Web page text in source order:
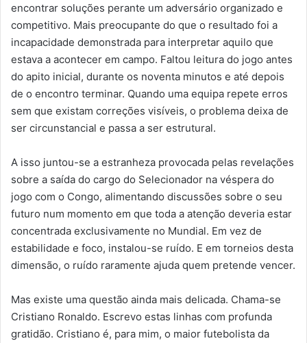
encontrar soluções perante um adversário organizado e
competitivo. Mais preocupante do que o resultado foi a
incapacidade demonstrada para interpretar aquilo que
estava a acontecer em campo. Faltou leitura do jogo antes
do apito inicial, durante os noventa minutos e até depois
de o encontro terminar. Quando uma equipa repete erros
sem que existam correções visíveis, o problema deixa de
ser circunstancial e passa a ser estrutural.
A isso juntou-se a estranheza provocada pelas revelações
sobre a saída do cargo do Selecionador na véspera do
jogo com o Congo, alimentando discussões sobre o seu
futuro num momento em que toda a atenção deveria estar
concentrada exclusivamente no Mundial. Em vez de
estabilidade e foco, instalou-se ruído. E em torneios desta
dimensão, o ruído raramente ajuda quem pretende vencer.
Mas existe uma questão ainda mais delicada. Chama-se
Cristiano Ronaldo. Escrevo estas linhas com profunda
gratidão. Cristiano é, para mim, o maior futebolista da